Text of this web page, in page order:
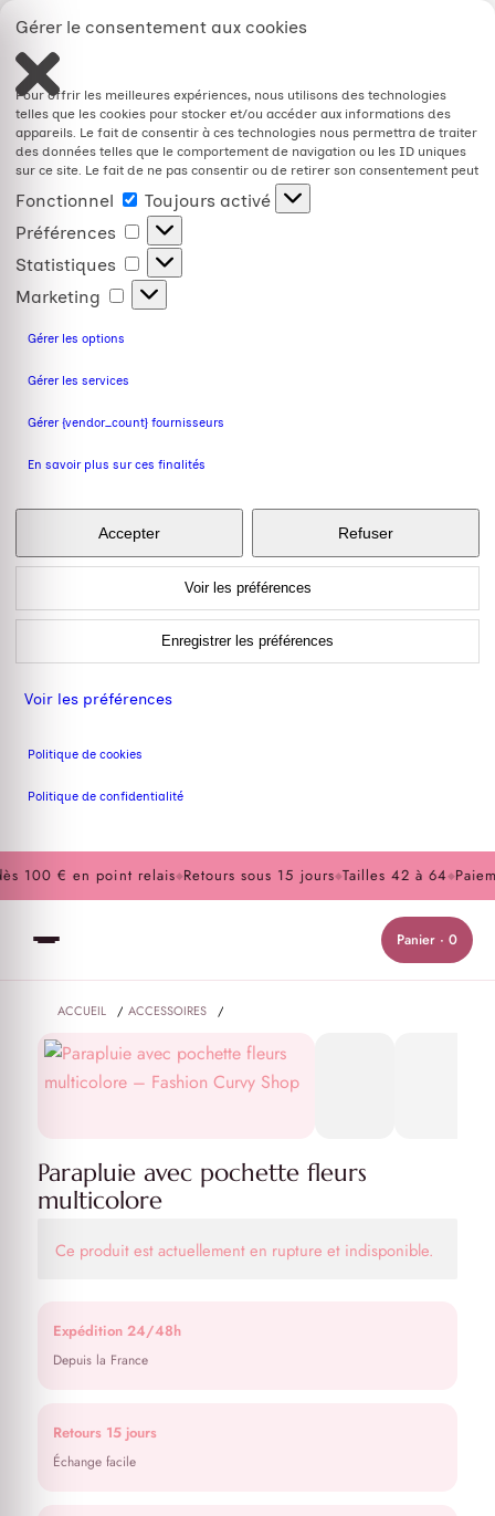
Gérer le consentement aux cookies
Pour offrir les meilleures expériences, nous utilisons des technologies
telles que les cookies pour stocker et/ou accéder aux informations des
appareils. Le fait de consentir à ces technologies nous permettra de traiter
des données telles que le comportement de navigation ou les ID uniques
sur ce site. Le fait de ne pas consentir ou de retirer son consentement peut
avoir un effet négatif sur certaines caractéristiques et fonctions.
Fonctionnel
Toujours activé
Préférences
Statistiques
Marketing
Gérer les options
Gérer les services
Gérer {vendor_count} fournisseurs
En savoir plus sur ces finalités
Accepter Refuser
Voir les préférences
Enregistrer les préférences
Voir les préférences
Politique de cookies
Politique de confidentialité
100 € en point relais◆Retours sous 15 jours◆Tailles 42 à 64◆
Panier · 0
ACCUEIL / ACCESSOIRES
/
PARAPLUIE AVEC POCHETTE FLEURS MULTICOLORE
Parapluie avec pochette fleurs
multicolore
Ce produit est actuellement en rupture et indisponible.
Expédition 24/48h
Depuis la France
Retours 15 jours
Échange facile